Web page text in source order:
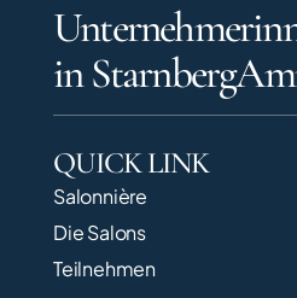
in
QUICK LINK
Salonnière
Die Salons
Teilnehmen